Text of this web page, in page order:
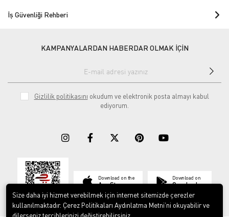
İş Güvenliği Rehberi
KAMPANYALARDAN HABERDAR OLMAK İÇİN
Gizlilik politikasını okudum ve elektronik posta almayı kabul
ediyorum.
Download on the
App Store
Download on
Google play
Size daha iyi hizmet verebilmek için internet sitemizde çerezler
kullanılmaktadır. Çerez Politikaları Aydınlatma Metni’ni okuyabilir ve